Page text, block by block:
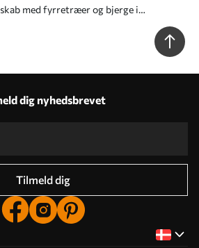
med fyrretræer og bjerge i
dig nyhedsbrevet
Tilmeld dig